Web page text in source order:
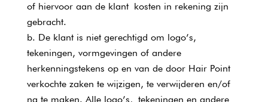
of hiervoor aan de klant kosten in rekening zijn
gebracht.
De klant is niet gerechtigd om logo’s,
tekeningen, vormgevingen of andere
herkenningstekens op en van de door Hair Point
verkochte zaken te wijzigen, te verwijderen en/of
na te maken. Alle logo’s, tekeningen en andere